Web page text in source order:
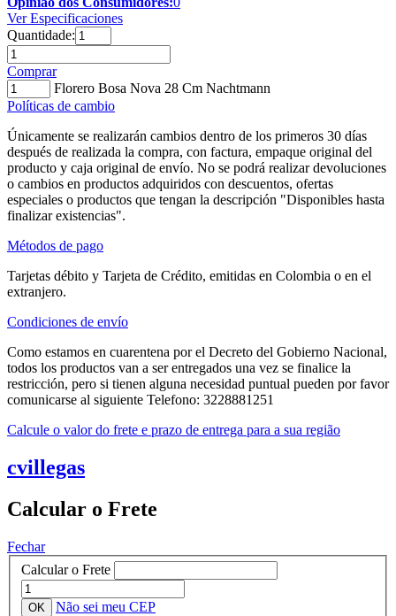
Ver Especificaciones
Quantidade:
Comprar
Florero Bosa Nova 28 Cm Nachtmann
Políticas de cambio
Únicamente se realizarán cambios dentro de los primeros 30 días
después de realizada la compra, con factura, empaque original del
producto y caja original de envío. No se podrá realizar devoluciones
o cambios en productos adquiridos con descuentos, ofertas
especiales o productos que tengan la descripción "Disponibles hasta
finalizar existencias".
Métodos de pago
Tarjetas débito y Tarjeta de Crédito, emitidas en Colombia o en el
extranjero.
Condiciones de envío
Como estamos en cuarentena por el Decreto del Gobierno Nacional,
todos los productos van a ser entregados una vez se finalice la
restricción, pero si tienen alguna necesidad puntual pueden por favor
comunicarse al siguiente Telefono: 3228881251
Calcule o valor do frete e prazo de entrega para a sua região
cvillegas
Calcular o Frete
Fechar
Calcular o Frete
Não sei meu CEP